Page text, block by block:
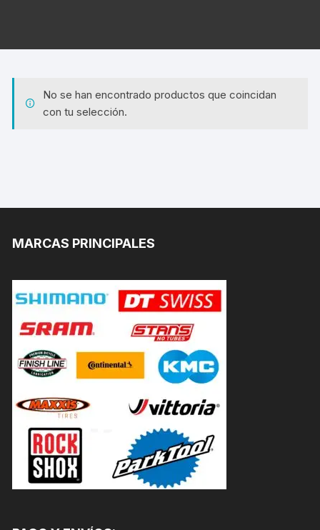
No se han encontrado productos que coincidan
con tu selección.
MARCAS PRINCIPALES